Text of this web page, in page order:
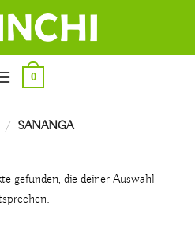
0
/ SANANGA
gefunden, die deiner Auswahl